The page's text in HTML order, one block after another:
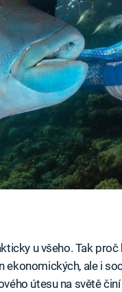
u všeho. Tak proč
ekonomických, ale i
útesu na světě